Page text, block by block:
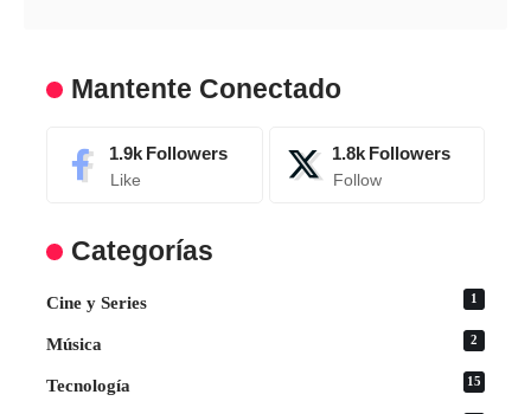
Mantente Conectado
1.9k Followers
Like
1.8k Followers
Follow
Categorías
Cine y Series 1
Música 2
Tecnología 15